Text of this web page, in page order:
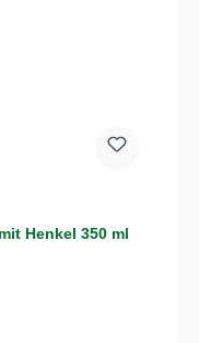
Henkel 350 ml